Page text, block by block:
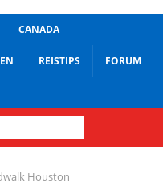
CANADA
REISTIPS FORUM
Houston